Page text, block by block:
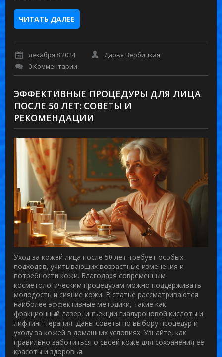
ЧИТАТЬ ДАЛЕЕ
декабря 8 2024
Дарья Вербицкая
0 Комментарии
ЭФФЕКТИВНЫЕ ПРОЦЕДУРЫ ДЛЯ ЛИЦА
ПОСЛЕ 50 ЛЕТ: СОВЕТЫ И
РЕКОМЕНДАЦИИ
Уход за кожей лица после 50 лет требует особых
подходов, учитывающих возрастные изменения и
потребности кожи. Благодаря современным
косметологическим процедурам можно поддерживать
молодость и сияние кожи. В статье рассматриваются
наиболее эффективные методики, такие как
фракционный лазер, инъекции гиалуроновой кислоты и
лифтинг-терапия. Даны советы по выбору процедур и
уходу за кожей в домашних условиях. Узнайте, как
правильно заботиться о своей коже для сохранения её
красоты и здоровья.